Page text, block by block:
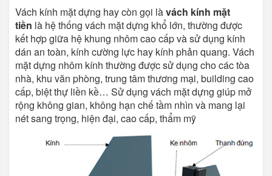
Vách kính mặt dựng hay còn gọi làvách kính mặt
tiền là hệ thống vách mặt dựng khổ lớn, thường được
kết hợp giữa hệ khung nhôm cao cấp và sử dụng kính
dán an toàn, kính cường lực hay kính phản quang. Vách
mặt dựng nhôm kính thường được sử dụng cho các tòa
nhà, khu văn phòng, trung tâm thương mại, building cao
cấp, biệt thự liền kề… Sử dụng vách mặt dựng giúp mở
rộng không gian, không hạn chế tầm nhìn và mang lại
nét sang trọng, hiện đại, cao cấp, thẩm mỹ